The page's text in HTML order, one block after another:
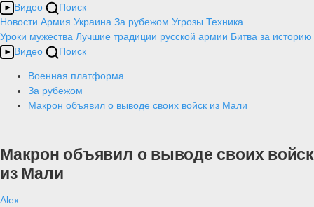
Видео
Поиск
Новости Армия Украина За рубежом Угрозы Техника
Уроки мужества Лучшие традиции русской армии Битва за историю
Видео
Поиск
Военная платформа
За рубежом
Макрон объявил о выводе своих войск из Мали
Макрон объявил о выводе своих войск
из Мали
Alex